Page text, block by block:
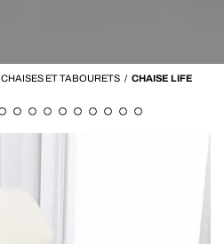
CHAISES ET TABOURETS / CHAISE LIFE